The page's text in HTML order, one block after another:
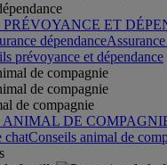
ET
dépendance
prévoyance et dépendance
de compagnie
ANIMAL DE
chatConseils animal de